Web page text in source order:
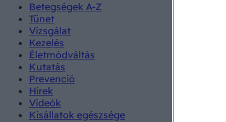
Betegségek A-Z
Tünet
Vizsgálat
Kezelés
Életmódváltás
Kutatás
Prevenció
Hírek
Videók
Kisállatok egészsége